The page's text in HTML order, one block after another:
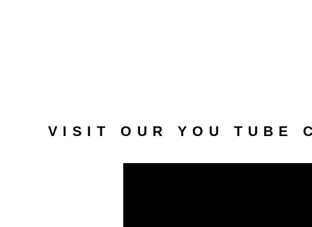
VISIT OUR YOU TUBE